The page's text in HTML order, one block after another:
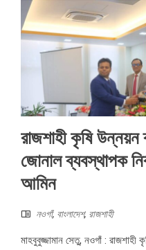
রাজশাহী কৃষি উন্নয়ন
জোনাল ব্যবস্থাপক
আমিন
নওগাঁ, বাংলাদেশ, রাজশাহী
মাহবুবুজ্জামান সেতু, নওগাঁ :